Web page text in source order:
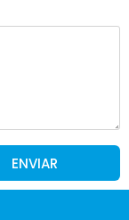
ENVIAR